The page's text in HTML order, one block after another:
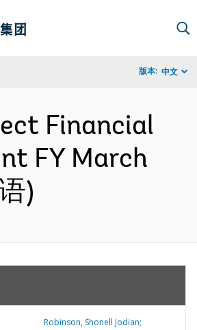
版本: 中文
Financial
FY March
)
Robinson, Shonell Jodian;